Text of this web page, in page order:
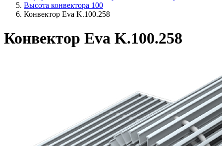
Высота конвектора 100
Конвектор Eva K.100.258
Конвектор Eva K.100.258